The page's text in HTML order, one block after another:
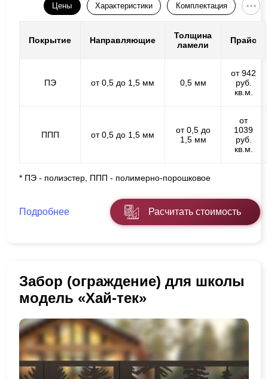
Цены Характеристики Комплектация
Покрытие Направляющие
Толщина
ламели
Прайс
ПЭ от 0,5 до 1,5 мм 0,5 мм
от 942
руб.
кв.м.
ППП от 0,5 до 1,5 мм
от 0,5 до
1,5 мм
от
1039
руб.
кв.м.
* ПЭ - полиэстер, ППП - полимерно-порошковое
Подробнее Расчитать стоимость
Забор (ограждение) для школы
модель «Хай-тек»